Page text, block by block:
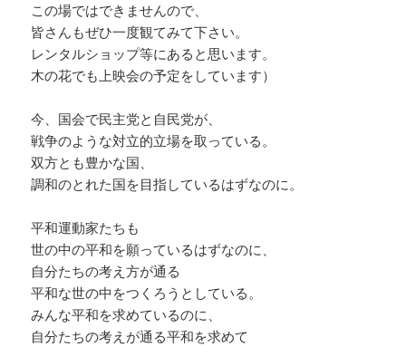
この場ではできませんので、
皆さんもぜひ一度観てみて下さい。
レンタルショップ等にあると思います。
木の花でも上映会の予定をしています）
今、国会で民主党と自民党が、
戦争のような対立的立場を取っている。
双方とも豊かな国、
調和のとれた国を目指しているはずなのに。
平和運動家たちも
世の中の平和を願っているはずなのに、
自分たちの考え方が通る
平和な世の中をつくろうとしている。
みんな平和を求めているのに、
自分たちの考えが通る平和を求めて